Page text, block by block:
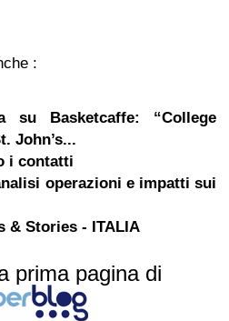
:
su Basketcaffe: “College
John’s...
i contatti
operazioni e impatti sui
& Stories - ITALIA
prima pagina di